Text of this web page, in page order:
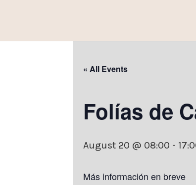
« All Events
Folías de
August 20 @ 08:00 -
Más información en breve